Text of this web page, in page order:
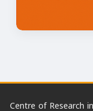
Centre of Research